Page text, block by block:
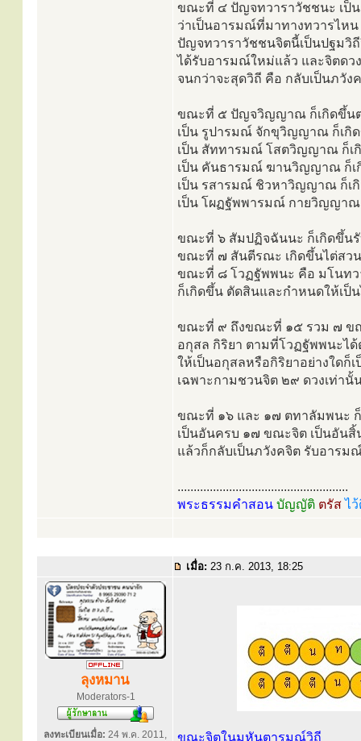
ขณะที่ ๔ ปัญจทวาราวัชชนะ เป็
ว่าเป็นอารมณ์ที่มาทางทวารไ
ปัญจทวาราวัชชนจิตนี้เป็นปฐมวิ
ได้รับอารมณ์ใหม่แล้ว และจิตดว
จนกว่าจะสุดวิถี คือ กลับเป็นภวัง
ขณะที่ ๕ ปัญจวิญญาณ ก็เกิดขึ้น
เป็น รูปารมณ์ จักขุวิญญาณ ก็เกิ
เป็น สัททารมณ์ โสตวิญญาณ ก็เ
เป็น คันธารมณ์ ฆานวิญญาณ ก็เ
เป็น รสารมณ์ ชิวหาวิญญาณ ก็เ
เป็น โผฏฐัพพารมณ์ กายวิญญา
ขณะที่ ๖ สัมปฏิจฉันนะ ก็เกิดขึ้น
ขณะที่ ๗ สันตีรณะ เกิดขึ้นไต่สว
ขณะที่ ๘ โวฏฐัพพนะ คือ มโนท
ก็เกิดขึ้น ตัดสินและกำหนดให้เป็
ขณะที่ ๙ ถึงขณะที่ ๑๕ รวม ๗ ข
อกุสล กิริยา ตามที่โวฏฐัพพนะไ
ให้เป็นอกุสลหรือกิริยาอย่างใดก็
เฉพาะกามชวนจิต ๒๙ ดวงเท่านั้
ขณะที่ ๑๖ และ ๑๗ ตทาลัมพนะ
เป็นอันครบ ๑๗ ขณะจิต เป็นอัน
แล้วก็กลับเป็นภวังคจิต รับอารม
.....................................................
พระธรรมคำสอน บัญญัติ ตรัสไ
เมื่อ: 23 ก.ค. 2013, 18:25
ลุงหมาน
Moderators-1
ลงทะเบียนเมื่อ: 24 พ.ค. 2011, ขณะจิตในมหันตารมณ์วิถี